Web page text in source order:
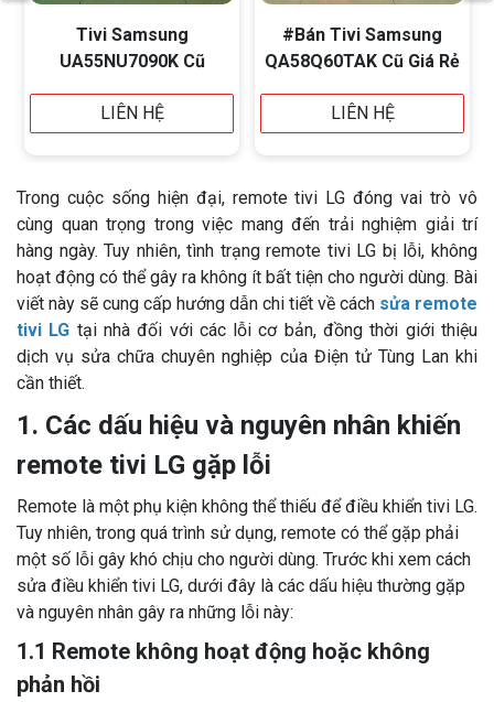
Tivi Samsung
UA55NU7090K Cũ
LIÊN HỆ
#Bán Tivi Samsung
QA58Q60TAK Cũ Giá Rẻ
LIÊN HỆ
Trong cuộc sống hiện đại, remote tivi LG đóng vai trò vô
cùng quan trọng trong việc mang đến trải nghiệm giải trí
hàng ngày. Tuy nhiên, tình trạng remote tivi LG bị lỗi, không
hoạt động có thể gây ra không ít bất tiện cho người dùng. Bài
viết này sẽ cung cấp hướng dẫn chi tiết về cách sửa remote
tivi LG tại nhà đối với các lỗi cơ bản, đồng thời giới thiệu
dịch vụ sửa chữa chuyên nghiệp của Điện tử Tùng Lan khi
cần thiết.
1. Các dấu hiệu và nguyên nhân khiến
remote tivi LG gặp lỗi
Remote là một phụ kiện không thể thiếu để điều khiển tivi LG.
Tuy nhiên, trong quá trình sử dụng, remote có thể gặp phải
một số lỗi gây khó chịu cho người dùng. Trước khi xem cách
sửa điều khiển tivi LG, dưới đây là các dấu hiệu thường gặp
và nguyên nhân gây ra những lỗi này:
1.1 Remote không hoạt động hoặc không
phản hồi